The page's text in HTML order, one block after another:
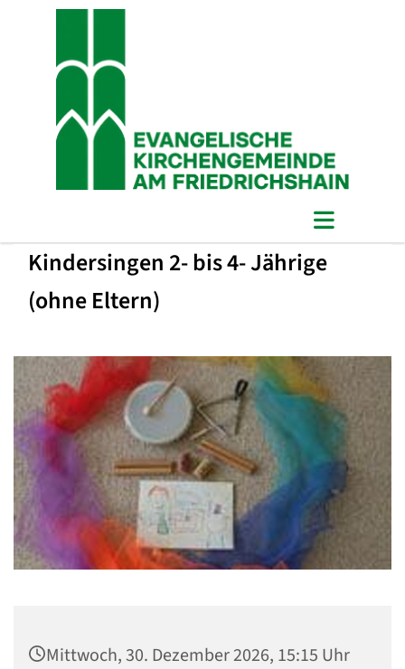
Kindersingen 2- bis 4- Jährige
(ohne Eltern)
Mittwoch, 30. Dezember 2026, 15:15 Uhr